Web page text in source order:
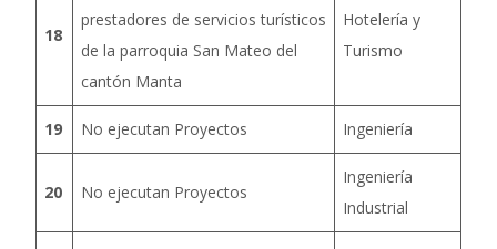
18
prestadores de servicios turísticos
de la parroquia San Mateo del
cantón Manta
Hotelería y
Turismo
19 No ejecutan Proyectos Ingeniería
20 No ejecutan Proyectos
Ingeniería
Industrial